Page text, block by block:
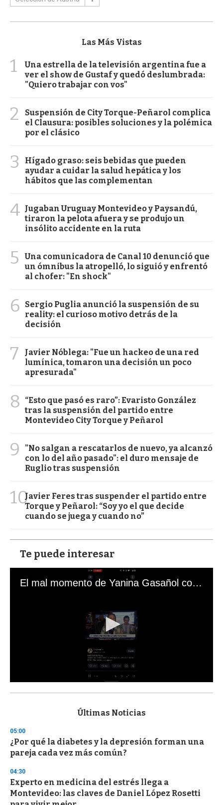
Las Más Vistas
1
Una estrella de la televisión argentina fue a
ver el show de Gustaf y quedó deslumbrada:
"Quiero trabajar con vos"
2
Suspensión de City Torque-Peñarol complica
el Clausura: posibles soluciones y la polémica
por el clásico
3
Hígado graso: seis bebidas que pueden
ayudar a cuidar la salud hepática y los
hábitos que las complementan
4 Jugaban Uruguay Montevideo y Paysandú,
tiraron la pelota afuera y se produjo un
insólito accidente en la ruta
5
Una comunicadora de Canal 10 denunció que
un ómnibus la atropelló, lo siguió y enfrentó
al chofer: "En shock"
6
Sergio Puglia anunció la suspensión de su
reality: el curioso motivo detrás de la
decisión
7
Javier Nóblega: "Fue un hackeo de una red
lumínica, tomaron una decisión un poco
apresurada"
8
“Esto que pasó es raro”: Evaristo González
tras la suspensión del partido entre
Montevideo City Torque y Peñarol
9
"No salgan a rescatarlos de nuevo, ya alcanzó
con lo del año pasado": el duro mensaje de
Ruglio tras suspensión
10Javier Feres tras suspender el partido entre
Torque y Peñarol: “Soy yo el que decide
cuando se juega y cuando no”
Te puede interesar
El mal momento de Yanina Gasañol con un hincha argentino en "Subrayado"
s
d
s
o
f
3
s
e
c
Últimas Noticias
05:00
¿Por qué la diabetes y la depresión forman una
pareja cada vez más común?
04:30
Experto en medicina del estrés llega a
Montevideo: las claves de Daniel López Rosetti